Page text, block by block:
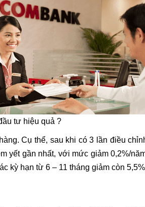
tư hiệu quả ?
Cụ thể, sau khi có 3 lần điều
yết gần nhất, với mức giảm 0,2%/
kỳ hạn từ 6 – 11 tháng giảm còn